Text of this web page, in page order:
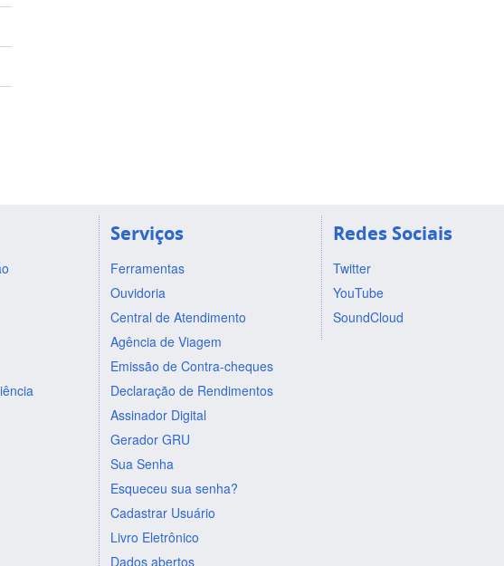
Serviços
Ferramentas
Ouvidoria
Central de Atendimento
Agência de Viagem
Emissão de Contra-cheques
Declaração de Rendimentos
Assinador Digital
Gerador GRU
Sua Senha
Esqueceu sua senha?
Cadastrar Usuário
Livro Eletrônico
Dados abertos
Redes Sociais
Twitter
YouTube
SoundCloud